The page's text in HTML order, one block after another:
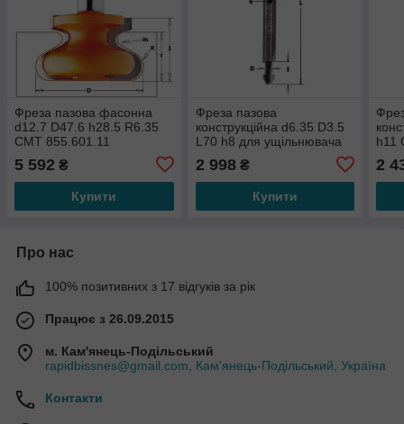
Фреза пазова фасонна
d12.7 D47.6 h28.5 R6.35
СМТ 855.601.11
5 592 ₴
Купити
Фреза пазова
конструкційна d6.35 D3.5
L70 h8 для ущільнювача
813.001.11
2 998₴
Купити
h11
2
Про нас
100% позитивних з 17 відгуків за рік
Працює з 26.09.2015
м. Кам'янець-Подільський
rapidbissnes@gmail.com, Кам'янець-Подільський, Україна
Контакти